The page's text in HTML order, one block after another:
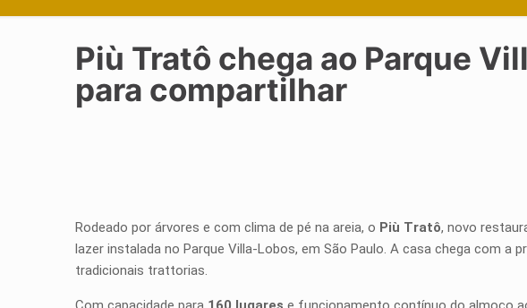
Più Tratô chega ao Parque
para compartilhar
Rodeado por árvores e com clima de pé na areia, o Più Tratô, novo
lazer instalada no Parque Villa-Lobos, em São Paulo. A casa chega com
tradicionais trattorias.